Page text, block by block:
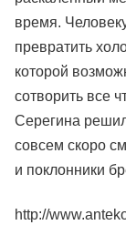
время.
превратить
которой
сотворить все
Серегина
совсем скоро
и поклонники
http://